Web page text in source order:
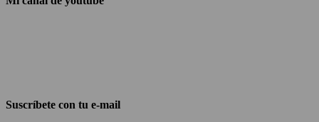
Suscríbete con tu e-mail